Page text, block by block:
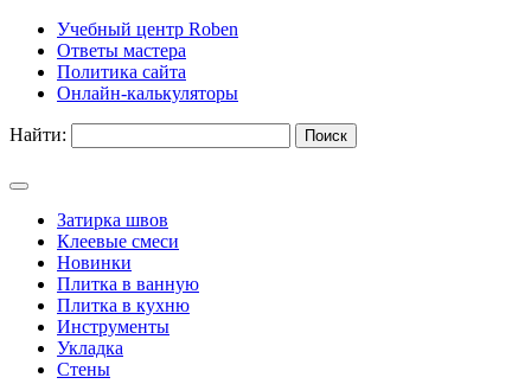
Учебный центр Roben
Ответы мастера
Политика сайта
Онлайн-калькуляторы
Найти:
Затирка швов
Клеевые смеси
Новинки
Плитка в ванную
Плитка в кухню
Инструменты
Укладка
Стены